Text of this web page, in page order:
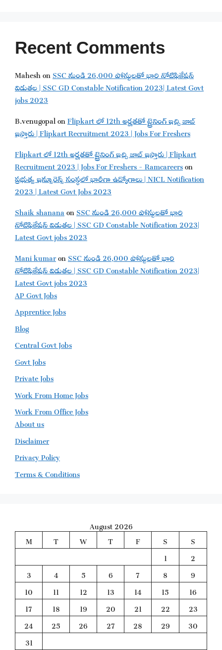
Recent Comments
MaheshonSSC నుండి 26,000 పోస్టులతో భారి నోటిఫికేషన్
విడుతల | SSC GD Constable Notification 2023| Latest Govt
jobs 2023
B.venugopalonFlipkart లో 12th అర్హతతో ట్రైనింగ్ ఇచ్చి జాబ్
ఇస్తారు | Flipkart Recruitment 2023 | Jobs For Freshers
Flipkart లో 12th అర్హతతో ట్రైనింగ్ ఇచ్చి జాబ్ ఇస్తారు | Flipkart
Recruitment 2023 | Jobs For Freshers - Ramcareerson
ప్రభుత్వ ఇన్సూరెన్స్ సంస్థలో భారీగా ఉద్యోగాలు | NICL Notification
2023 | Latest Govt Jobs 2023
Shaik shananaonSSC నుండి 26,000 పోస్టులతో భారి
నోటిఫికేషన్ విడుతల | SSC GD Constable Notification 2023|
Latest Govt jobs 2023
Mani kumaronSSC నుండి 26,000 పోస్టులతో భారి
నోటిఫికేషన్ విడుతల | SSC GD Constable Notification 2023|
Latest Govt jobs 2023
AP Govt Jobs
Apprentice Jobs
Blog
Central Govt Jobs
Govt Jobs
Private Jobs
Work From Home Jobs
Work From Office Jobs
About us
Disclaimer
Privacy Policy
Terms & Conditions
August 2026
M
T W T F S
S
1
2
3
4 5 6 7 8
9
10
11 12 13 14 15
16
17
18 19 20 21 22
23
24
25 26 27 28 29
30
31